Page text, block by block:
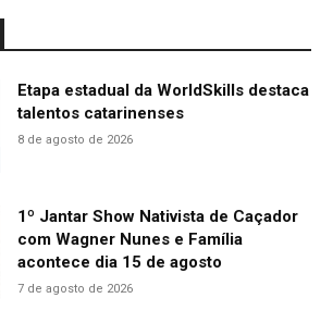
Etapa estadual da WorldSkills destaca
talentos catarinenses
8 de agosto de 2026
1º Jantar Show Nativista de Caçador
com Wagner Nunes e Família
acontece dia 15 de agosto
7 de agosto de 2026